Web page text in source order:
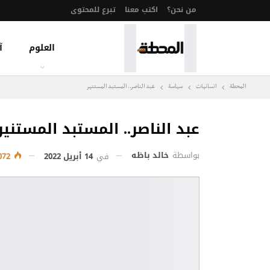
من نحن؟ اكتب معنا تبرع للمحتوى
العلوم
المحطة انسانيات سياسة عبد الناصر.. المستبد المستنير
عبد الناصر.. المستبد
بواسطة خالد باظه في 14 أبريل 2022